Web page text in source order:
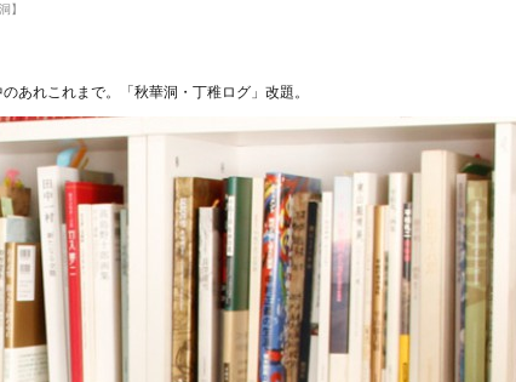
】
あれこれまで。「秋華洞・丁稚ログ」改題。